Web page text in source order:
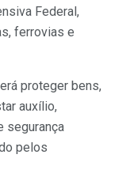
Federal,
ferrovias e
proteger bens,
auxílio,
segurança
pelos